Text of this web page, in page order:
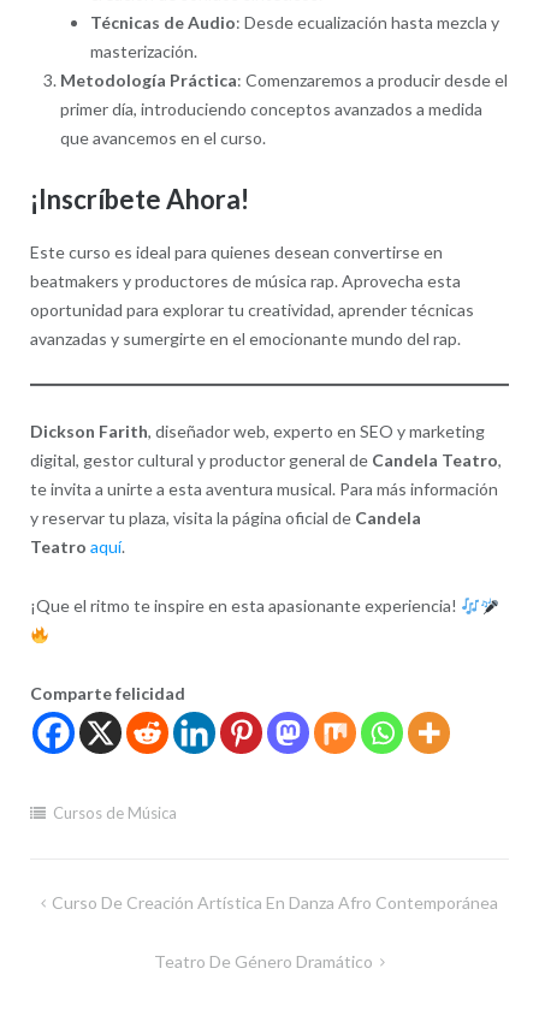
Técnicas de Audio: Desde ecualización hasta mezcla y
masterización.
Metodología Práctica: Comenzaremos a producir desde el
primer día, introduciendo conceptos avanzados a medida
que avancemos en el curso.
¡Inscríbete Ahora!
Este curso es ideal para quienes desean convertirse en
beatmakers y productores de música rap. Aprovecha esta
oportunidad para explorar tu creatividad, aprender técnicas
avanzadas y sumergirte en el emocionante mundo del rap.
Dickson Farith, diseñador web, experto en SEO y marketing
digital, gestor cultural y productor general de Candela Teatro,
te invita a unirte a esta aventura musical. Para más información
y reservar tu plaza, visita la página oficial de Candela
Teatro aquí.
¡Que el ritmo te inspire en esta apasionante experiencia!
Comparte felicidad
Cursos de Música
Navegación
Curso De Creación Artística En Danza Afro Contemporánea
Teatro De Género Dramático